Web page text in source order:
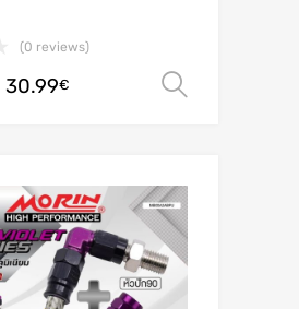
(0 reviews)
30.99€